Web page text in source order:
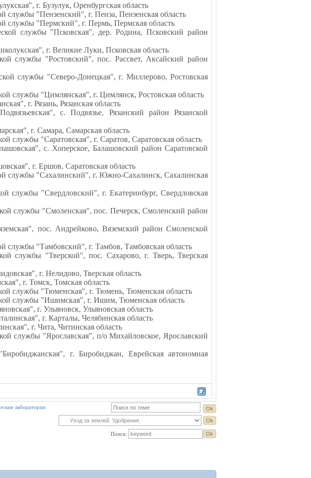
г. Бузулук, Оренбургская область
службы "Пензенский", г. Пенза, Пензенская область
службы "Пермский", г. Пермь, Пермская область
службы "Псковская", дер. Родина, Псковский район
г. Великие Луки, Псковская область
службы "Ростовский", пос. Рассвет, Аксайский район
службы "Северо-Донецкая", г. Миллерово, Ростовская
службы "Цимлянская", г. Цимлянск, Ростовская область
г. Рязань, Рязанская область
с. Подвязье, Рязанский район Рязанской
г. Самара, Самарская область
службы "Саратовская", г. Саратов, Саратовская область
с. Хоперское, Балашовский район Саратовской
г. Ершов, Саратовская область
службы "Сахалинский", г. Южно-Сахалинск, Сахалинская
службы "Свердловский", г. Екатеринбург, Свердловская
службы "Смоленская", пос. Печерск, Смоленский район
пос. Андрейково, Вяземский район Смоленской
службы "Тамбовский", г. Тамбов, Тамбовская область
службы "Тверской", пос. Сахарово, г. Тверь, Тверская
г. Нелидово, Тверская область
г. Томск, Томская область
службы "Тюменская", г. Тюмень, Тюменская область
службы "Ишимская", г. Ишим, Тюменская область
г. Ульяновск, Ульяновская область
г. Карталы, Челябинская область
г. Чита, Читинская область
службы "Ярославская", п/о Михайловское, Ярославский
г. Биробиджан, Еврейская автономная
лаборатории
Поиск: